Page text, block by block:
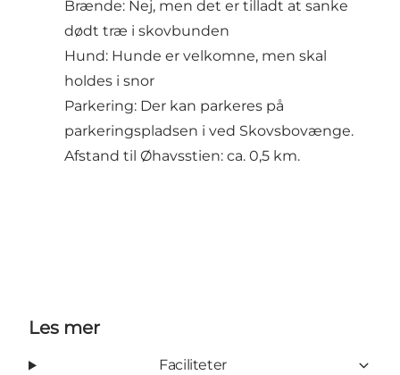
Brænde: Nej, men det er tilladt at sanke
dødt træ i skovbunden
Hund: Hunde er velkomne, men skal
holdes i snor
Parkering: Der kan parkeres på
parkeringspladsen i ved Skovsbovænge.
Afstand til Øhavsstien: ca. 0,5 km.
Les mer
Faciliteter